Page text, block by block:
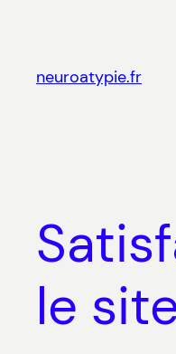
contenu
neuroatypie.fr
le